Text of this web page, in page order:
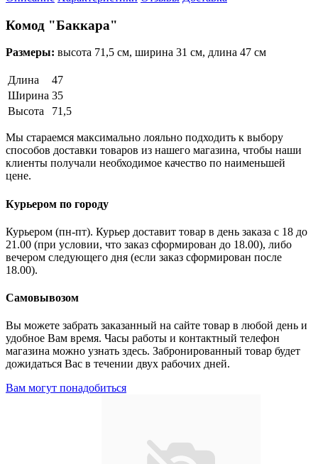
Комод "Баккара"
Размеры: высота 71,5 см, ширина 31 см, длина 47 см
Длина
47
Ширина 35
Высота
71,5
Мы стараемся максимально лояльно подходить к выбору
способов доставки товаров из нашего магазина, чтобы наши
клиенты получали необходимое качество по наименьшей
цене.
Курьером по городу
Курьером (пн-пт). Курьер доставит товар в день заказа с 18 до
21.00 (при условии, что заказ сформирован до 18.00), либо
вечером следующего дня (если заказ сформирован после
18.00).
Самовывозом
Вы можете забрать заказанный на сайте товар в любой день и
удобное Вам время. Часы работы и контактный телефон
магазина можно узнать здесь. Забронированный товар будет
дожидаться Вас в течении двух рабочих дней.
Вам могут понадобиться